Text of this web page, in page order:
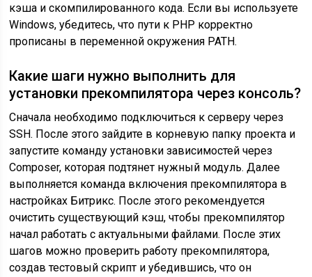
кэша и скомпилированного кода. Если вы используете
Windows, убедитесь, что пути к PHP корректно
прописаны в переменной окружения PATH.
Какие шаги нужно выполнить для
установки прекомпилятора через консоль?
Сначала необходимо подключиться к серверу через
SSH. После этого зайдите в корневую папку проекта и
запустите команду установки зависимостей через
Composer, которая подтянет нужный модуль. Далее
выполняется команда включения прекомпилятора в
настройках Битрикс. После этого рекомендуется
очистить существующий кэш, чтобы прекомпилятор
начал работать с актуальными файлами. После этих
шагов можно проверить работу прекомпилятора,
создав тестовый скрипт и убедившись, что он